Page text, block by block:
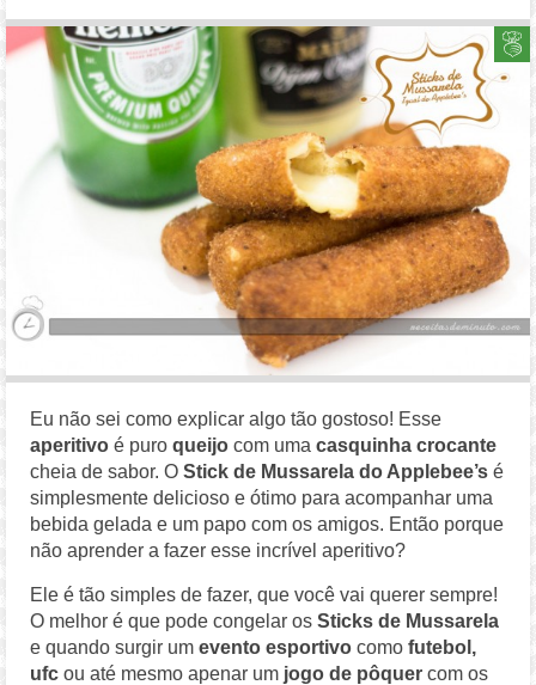
Eu não sei como explicar algo tão gostoso! Esse
aperitivo é puro queijo com umacasquinha crocante
cheia de sabor. OStick de Mussarela do Applebee’s é
simplesmente delicioso e ótimo para acompanhar uma
bebida gelada e um papo com os amigos. Então porque
não aprender a fazer esse incrível aperitivo?
Ele é tão simples de fazer, que você vai querer sempre!
O melhor é que pode congelar os Sticks de Mussarela
e quando surgir umevento esportivo como futebol,
ufc ou até mesmo apenar um jogo de pôquercom os